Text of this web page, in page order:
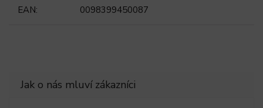
EAN: 0098399450087